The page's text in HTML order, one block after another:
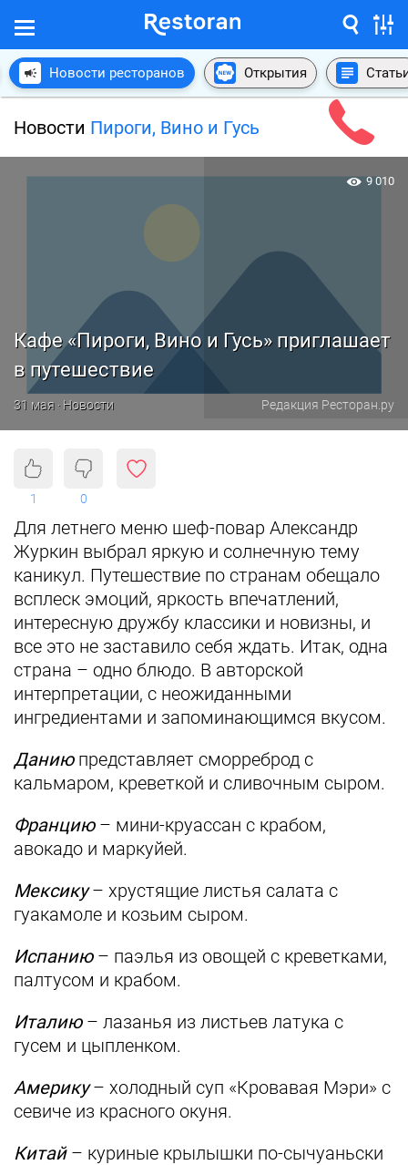
Новости ресторанов Открытия
Новости Пироги, Вино и Гусь
Кафе «Пироги, Вино и Гусь» приглашает
в путешествие
31 мая · Новости Редакция Ресторан.ру
9 010
1 0
Для летнего меню шеф-повар Александр
Журкин выбрал яркую и солнечную тему
каникул. Путешествие по странам обещало
всплеск эмоций, яркость впечатлений,
интересную дружбу классики и новизны, и
все это не заставило себя ждать. Итак, одна
страна – одно блюдо. В авторской
интерпретации, с неожиданными
ингредиентами и запоминающимся вкусом.
Даниюпредставляет сморреброд с
кальмаром, креветкой и сливочным сыром.
Францию– мини-круассан с крабом,
авокадо и маркуйей.
Мексику– хрустящие листья салата с
гуакамоле и козьим сыром.
Испанию– паэлья из овощей с креветками,
палтусом и крабом.
Италию– лазанья из листьев латука с
гусем и цыпленком.
Америку– холодный суп «Кровавая Мэри» с
севиче из красного окуня.
Китай – куриные крылышки по-сычуаньски